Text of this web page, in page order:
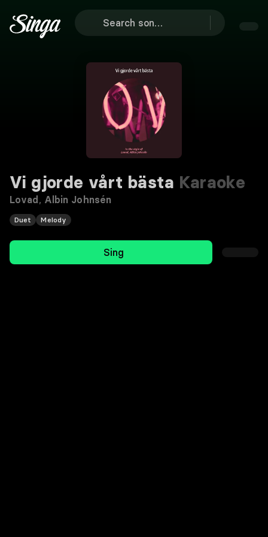
Vi gjorde vårt bästa Karaoke
Lovad , Albin Johnsén
Duet Melody
Sing